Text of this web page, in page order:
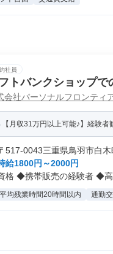
社員
トバンクショップで
会社パーソナルフロンティ
【月収31万円以上可能♪】経験
517-0043三重県鳥羽市白木
給1800円～2000円
格 ◆携帯販売の経験者 ◆高
均残業時間20時間以内 通勤